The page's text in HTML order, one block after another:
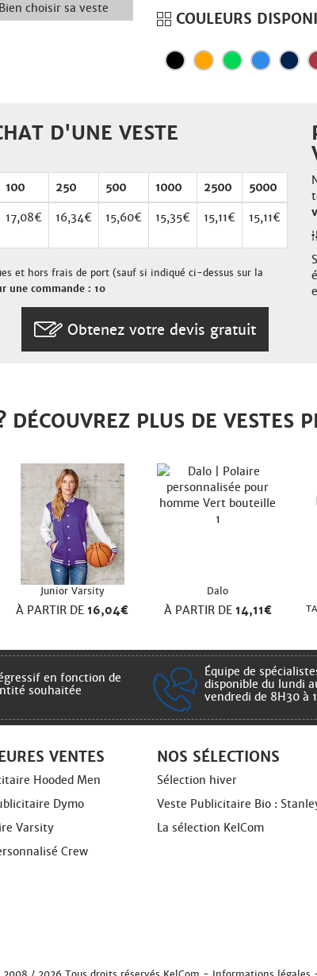
Bien choisir sa veste
COULEURS
D'UNE VESTE
100 250 500 1000 2500 5000
17,08€ 16,34€ 15,60€ 15,35€ 15,11€ 15,11€
et hors frais de port (sauf si indiqué ci-dessus sur la
une commande : 10
Obtenez votre devis gratuit
DÉCOUVREZ PLUS DE VESTES
Junior Varsity
À PARTIR DE 16,04€
Dalo
À PARTIR DE 14,11€
en fonction de
souhaitée
Équipe de
disponible du lundi
vendredi de 8H30 à
VENTES
Hooded Men
Dymo
Varsity
Crew
NOS SÉLECTIONS
Sélection hiver
Veste Publicitaire Bio :
La sélection KelCom